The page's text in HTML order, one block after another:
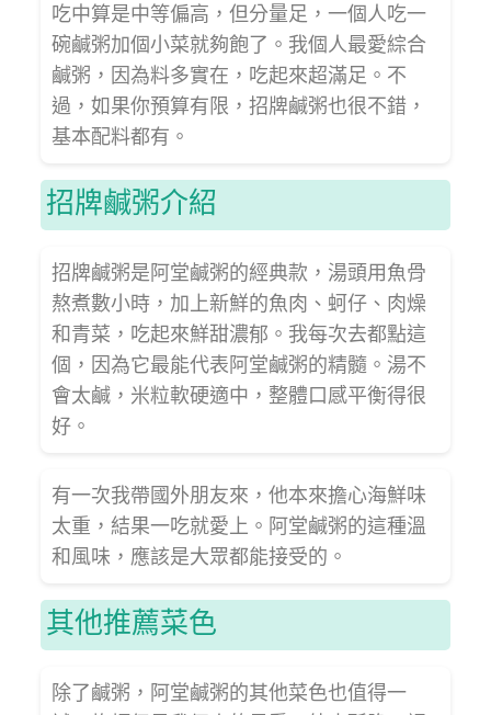
吃中算是中等偏高，但分量足，一個人吃一
碗鹹粥加個小菜就夠飽了。我個人最愛綜合
鹹粥，因為料多實在，吃起來超滿足。不
過，如果你預算有限，招牌鹹粥也很不錯，
基本配料都有。
招牌鹹粥介紹
招牌鹹粥是阿堂鹹粥的經典款，湯頭用魚骨
熬煮數小時，加上新鮮的魚肉、蚵仔、肉燥
和青菜，吃起來鮮甜濃郁。我每次去都點這
個，因為它最能代表阿堂鹹粥的精髓。湯不
會太鹹，米粒軟硬適中，整體口感平衡得很
好。
有一次我帶國外朋友來，他本來擔心海鮮味
太重，結果一吃就愛上。阿堂鹹粥的這種溫
和風味，應該是大眾都能接受的。
其他推薦菜色
除了鹹粥，阿堂鹹粥的其他菜色也值得一